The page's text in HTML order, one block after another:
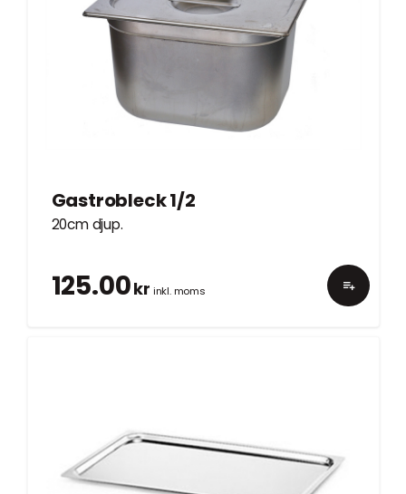
Gastrobleck 1/2
20cm djup.
125.00kr inkl. moms